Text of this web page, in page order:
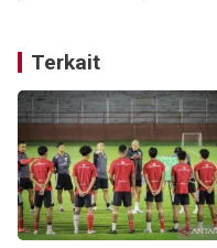
Terkait